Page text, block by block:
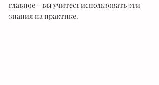
главное – вы учитесь использовать эти
знания на практике.